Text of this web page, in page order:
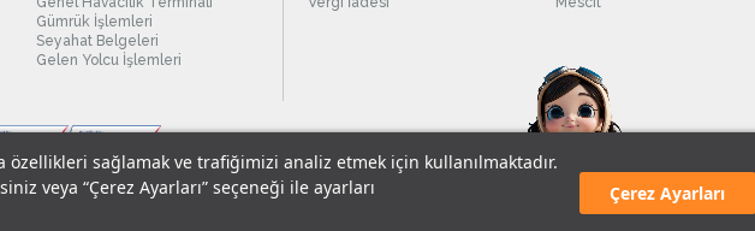
sağlamak ve trafiğimizi analiz etmek için kullanılmaktadır.
veya “Çerez Ayarları” seçeneği ile ayarları
Çerez Ayarları
Gümrük İşlemleri
Seyahat Belgeleri
Gelen Yolcu İşlemleri